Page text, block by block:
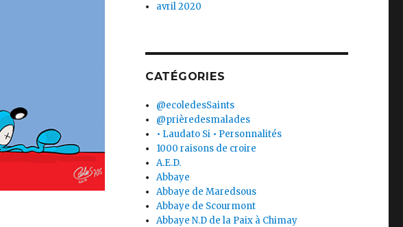
avril 2020
CATÉGORIES
@ecoledesSaints
@prièredesmalades
• Laudato Si • Personnalités
1000 raisons de croire
A.E.D.
Abbaye
Abbaye de Maredsous
Abbaye de Scourmont
Abbaye N.D de la Paix à Chimay